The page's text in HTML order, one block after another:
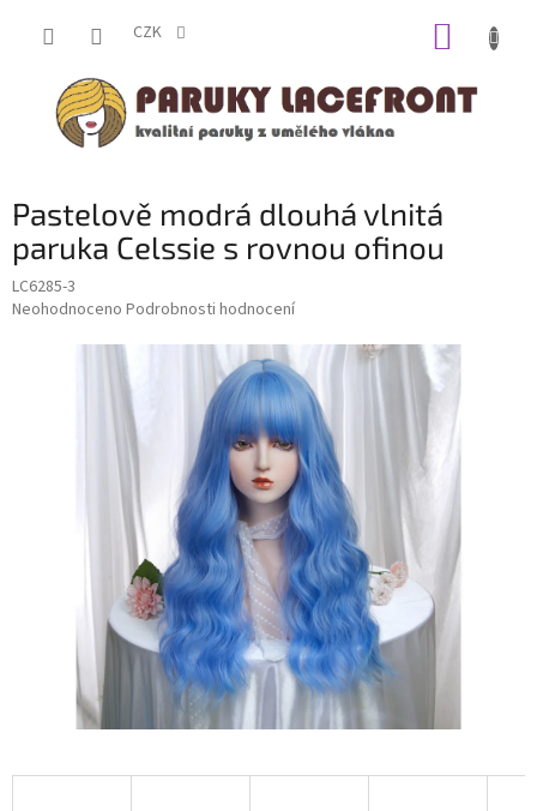
CZK
Pastelově modrá dlouhá vlnitá
paruka Celssie s rovnou ofinou
LC6285-3
Průměrné
Neohodnoceno Podrobnosti hodnocení